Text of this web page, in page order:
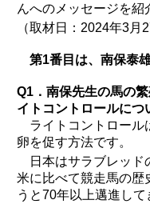
んへのメッセージを紹
（取材日：2024年3月
第1番目は、南保泰
Q1．南保先生の馬の
イトコントロールにつ
ライトコントロール
卵を促す方法です。
日本はサラブレッ
米に比べて競走馬の歴
うと70年以上邁進し